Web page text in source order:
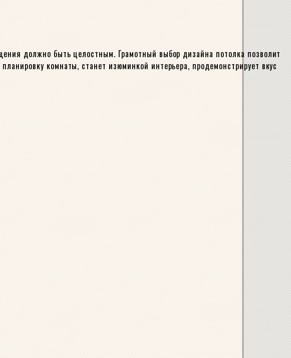
должно быть целостным. Грамотный выбор дизайна потолка позволит
комнаты, станет изюминкой интерьера, продемонстрирует вкус